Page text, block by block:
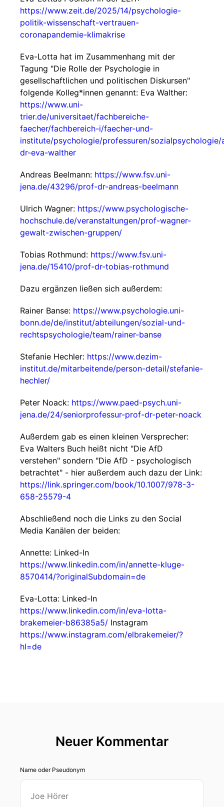
https://www.zeit.de/2025/14/psychologie-
politik-wissenschaft-vertrauen-
coronapandemie-klimakrise
Eva-Lotta hat im Zusammenhang mit der
Tagung "Die Rolle der Psychologie in
gesellschaftlichen und politischen Diskursen"
folgende Kolleg*innen genannt: Eva Walther:
https://www.uni-
trier.de/universitaet/fachbereiche-
faecher/fachbereich-i/faecher-und-
institute/psychologie/professuren/
dr-eva-walther
Andreas Beelmann: https://www.fsv.uni-
jena.de/43296/prof-dr-andreas-beelmann
Ulrich Wagner: https://www.psychologische-
hochschule.de/veranstaltungen/prof-wagner-
gewalt-zwischen-gruppen/
Tobias Rothmund: https://www.fsv.uni-
jena.de/15410/prof-dr-tobias-rothmund
Dazu ergänzen ließen sich außerdem:
Rainer Banse: https://www.psychologie.uni-
bonn.de/de/institut/abteilungen/sozial-und-
rechtspsychologie/team/rainer-banse
Stefanie Hechler: https://www.dezim-
institut.de/mitarbeitende/person-detail/stefanie-
hechler/
Peter Noack: https://www.paed-psych.uni-
jena.de/24/seniorprofessur-prof-dr-peter-noack
Außerdem gab es einen kleinen Versprecher:
Eva Walters Buch heißt nicht "Die AfD
verstehen" sondern "Die AfD - psychologisch
betrachtet" - hier außerdem auch dazu der Link:
https://link.springer.com/book/10.1007/978-3-
658-25579-4
Abschließend noch die Links zu den Social
Media Kanälen der beiden:
Annette: Linked-In
https://www.linkedin.com/in/annette-kluge-
8570414/?originalSubdomain=de
Eva-Lotta: Linked-In
https://www.linkedin.com/in/eva-lotta-
brakemeier-b86385a5/ Instagram
https://www.instagram.com/elbrakemeier/?
hl=de
Neuer Kommentar
Name oder Pseudonym